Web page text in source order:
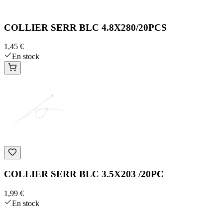
COLLIER SERR BLC 4.8X280/20PCS
1,45 €
En stock
COLLIER SERR BLC 3.5X203 /20PC
1,99 €
En stock